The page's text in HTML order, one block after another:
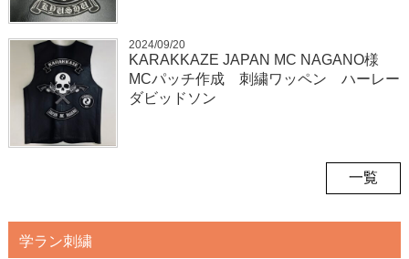
2024/09/20
KARAKKAZE JAPAN MC NAGANO様
MCパッチ作成 刺繍ワッペン ハーレー
ダビッドソン
一覧
学ラン刺繍